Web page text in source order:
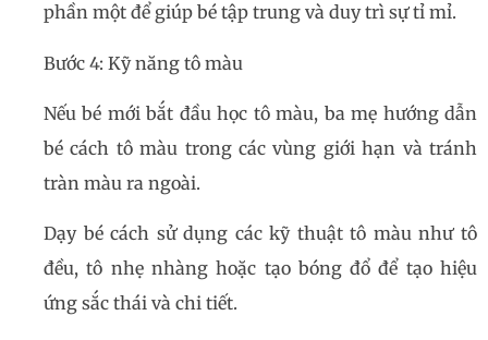
phần một để giúp bé tập trung và duy trì sự tỉ mỉ.
Bước 4: Kỹ năng tô màu
Nếu bé mới bắt đầu học tô màu, ba mẹ hướng dẫn
bé cách tô màu trong các vùng giới hạn và tránh
tràn màu ra ngoài.
Dạy bé cách sử dụng các kỹ thuật tô màu như tô
đều, tô nhẹ nhàng hoặc tạo bóng đổ để tạo hiệu
ứng sắc thái và chi tiết.